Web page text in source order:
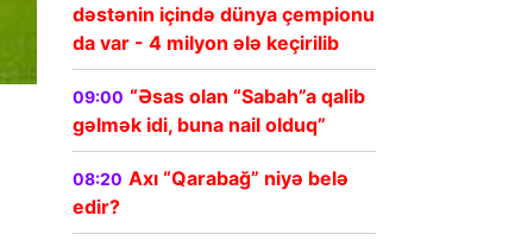
dəstənin içində dünya çempionu
da var - 4 milyon ələ keçirilib
09:00 “Əsas olan “Sabah”a qalib
gəlmək idi, buna nail olduq”
08:20 Axı “Qarabağ” niyə belə
edir?